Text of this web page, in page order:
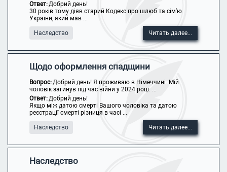
Ответ:Добрий день!
30 років тому діяв старий Кодекс про шлюб та сім'ю
України, який мав ...
Наследство Читать далее...
Щодо оформлення спадщини
Вопрос:Добрий день! Я проживаю в Німеччині. Мій
чоловік загинув під час війни у 2024 році. ...
Ответ:Добрий день!
Якщо між датою смерті Вашого чоловіка та датою
реєстрації смерті різниця в часі ...
Наследство Читать далее...
Наследство